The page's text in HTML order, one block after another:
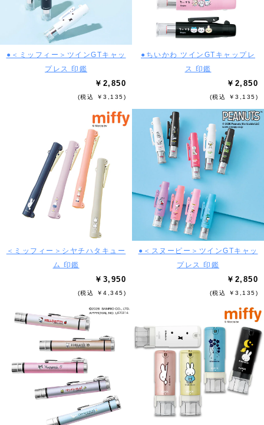
●＜ミッフィー＞ツインGTキャッ
プレス 印鑑
￥2,850
(税込 ￥3,135)
●ちいかわ ツインGTキャップレ
ス 印鑑
￥2,850
(税込 ￥3,135)
＜ミッフィー＞シヤチハタキュー
ム 印鑑
￥3,950
(税込 ￥4,345)
●＜スヌーピー＞ツインGTキャッ
プレス 印鑑
￥2,850
(税込 ￥3,135)